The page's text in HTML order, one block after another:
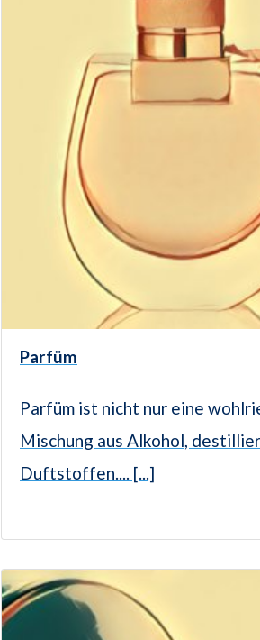
Parfüm
Parfüm ist nicht nur eine
Mischung aus Alkohol,
Duftstoffen.... [...]